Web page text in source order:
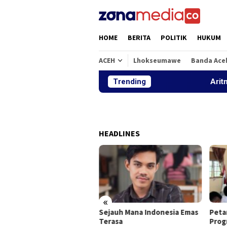
HOME BERITA POLITIK HUKUM
ACEH Lhokseumawe Banda
Trending Aritmatika
HEADLINES
«
Sejauh Mana Indonesia Emas
Terasa